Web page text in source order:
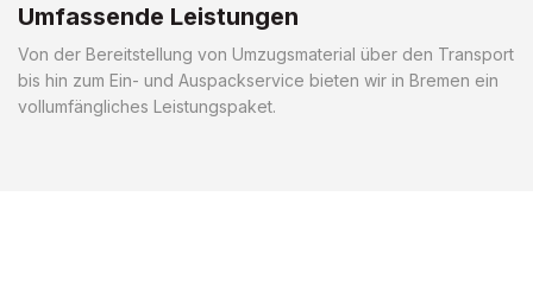
Umfassende Leistungen
Von der Bereitstellung von Umzugsmaterial über den Transport
bis hin zum Ein- und Auspackservice bieten wir in Bremen ein
vollumfängliches Leistungspaket.